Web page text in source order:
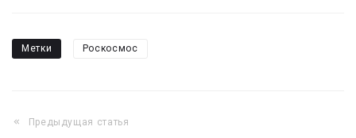
Метки Роскосмос
Навигация
Предыдущая статья